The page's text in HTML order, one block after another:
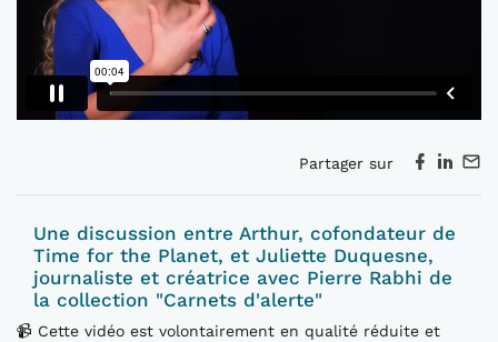
Partager sur
Une discussion entre Arthur, cofondateur de
Time for the Planet, et Juliette Duquesne,
journaliste et créatrice avec Pierre Rabhi de
la collection "Carnets d'alerte"
📹 Cette vidéo est volontairement en qualité réduite et